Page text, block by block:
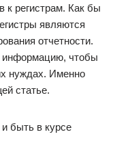
регистрам. Как бы
являются
отчетности.
информацию, чтобы
нуждах. Именно
статье.
быть в курсе